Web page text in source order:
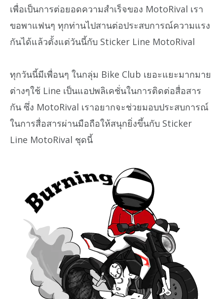
เพื่อเป็นการต่อยอดความสำเร็จของ MotoRival เรา
ขอพาแฟนๆ ทุกท่านไปสานต่อประสบการณ์ความแรง
กันได้แล้วตั้งแต่วันนี้กับ Sticker Line MotoRival
ทุกวันนี้มีเพื่อนๆ ในกลุ่ม Bike Club เยอะแยะมากมาย
ต่างๆใช้ Line เป็นแอปพลิเคชั่นในการติดต่อสื่อสาร
กัน ซึ่ง MotoRival เราอยากจะช่วยมอบประสบการณ์
ในการสื่อสารผ่านมือถือให้สนุกยิ่งขึ้นกับ Sticker
Line MotoRival ชุดนี้